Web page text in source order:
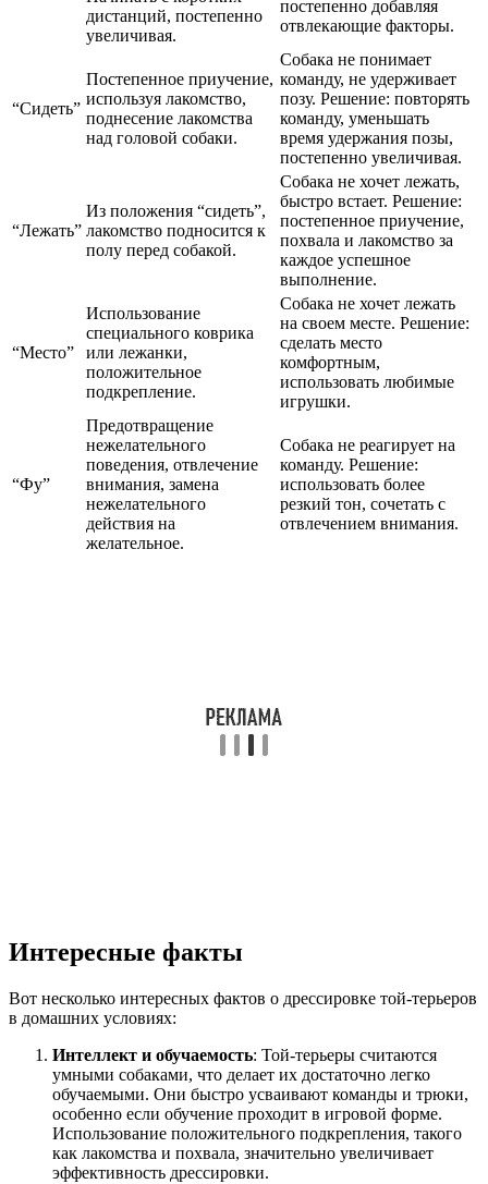
дистанций, постепенно
увеличивая.
постепенно добавляя
отвлекающие факторы.
“Сидеть”
Постепенное приучение,
используя лакомство,
поднесение лакомства
над головой собаки.
Собака не понимает
команду, не удерживает
позу. Решение: повторять
команду, уменьшать
время удержания позы,
постепенно увеличивая.
“Лежать”
Из положения “сидеть”,
лакомство подносится к
полу перед собакой.
Собака не хочет лежать,
быстро встает. Решение:
постепенное приучение,
похвала и лакомство за
каждое успешное
выполнение.
“Место”
Использование
специального коврика
или лежанки,
положительное
подкрепление.
Собака не хочет лежать
на своем месте. Решение:
сделать место
комфортным,
использовать любимые
игрушки.
“Фу”
Предотвращение
нежелательного
поведения, отвлечение
внимания, замена
нежелательного
действия на
желательное.
Собака не реагирует на
команду. Решение:
использовать более
резкий тон, сочетать с
отвлечением внимания.
Интересные факты
Вот несколько интересных фактов о дрессировке той-терьеров
в домашних условиях:
Интеллект и обучаемость: Той-терьеры считаются
умными собаками, что делает их достаточно легко
обучаемыми. Они быстро усваивают команды и трюки,
особенно если обучение проходит в игровой форме.
Использование положительного подкрепления, такого
как лакомства и похвала, значительно увеличивает
эффективность дрессировки.